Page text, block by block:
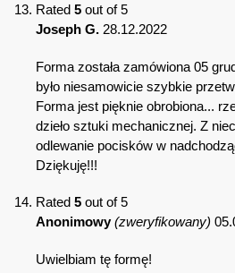
Rated 5 out of 5
Joseph G. 28.12.2022
Forma została zamówiona 05
było niesamowicie szybkie
Forma jest pięknie obrobiona...
dzieło sztuki mechanicznej. Z
odlewanie pocisków w
Dziękuję!!!
Rated 5 out of 5
Anonimowy(zweryfikowany)
Uwielbiam tę formę!